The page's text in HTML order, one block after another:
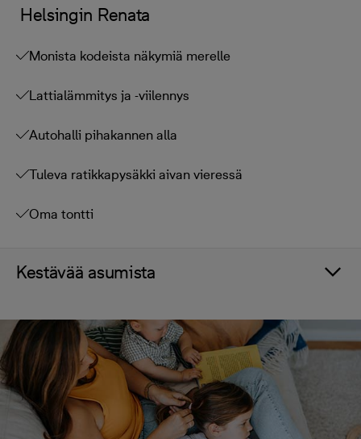
Helsingin Renata
Monista kodeista näkymiä merelle
Lattialämmitys ja -viilennys
Autohalli pihakannen alla
Tuleva ratikkapysäkki aivan vieressä
Oma tontti
Kestävää asumista